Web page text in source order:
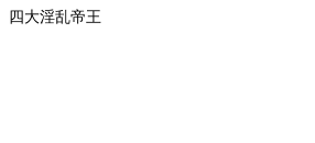
四大淫乱帝王